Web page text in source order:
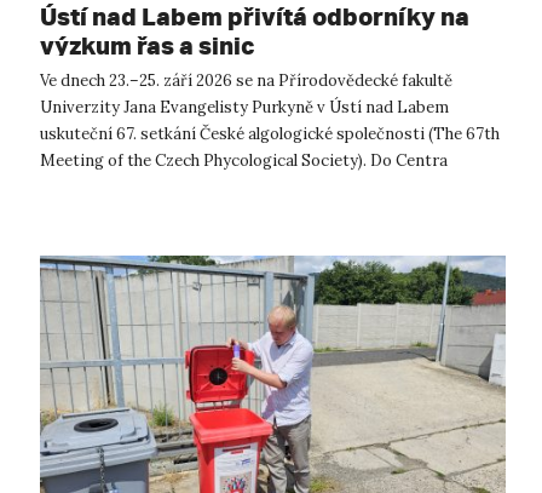
Ústí nad Labem přivítá odborníky na
výzkum řas a sinic
Ve dnech 23.–25. září 2026 se na Přírodovědecké fakultě
Univerzity Jana Evangelisty Purkyně v Ústí nad Labem
uskuteční 67. setkání České algologické společnosti (The 67th
Meeting of the Czech Phycological Society). Do Centra